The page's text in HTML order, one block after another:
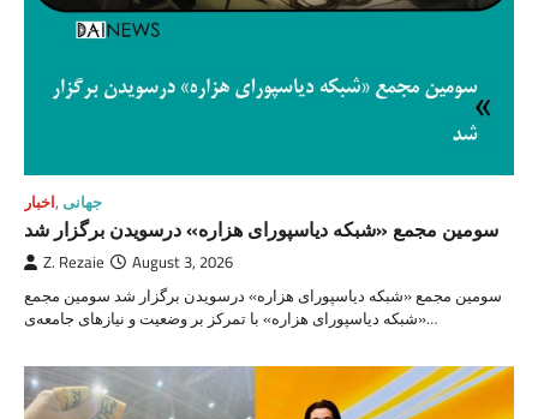
اخبار, جهانی
سومین مجمع «شبکه دیاسپورای هزاره» درسویدن برگزار شد
Z. Rezaie August 3, 2026
سومین مجمع «شبکه دیاسپورای هزاره» درسویدن برگزار شد سومین مجمع
«شبکه دیاسپورای هزاره» با تمرکز بر وضعیت و نیازهای جامعه‌‌ی…